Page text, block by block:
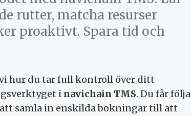
rutter, matcha resurser
proaktivt. Spara tid och
hur du tar full kontroll över ditt
i navichain TMS. Du får följa
samla in enskilda bokningar till att